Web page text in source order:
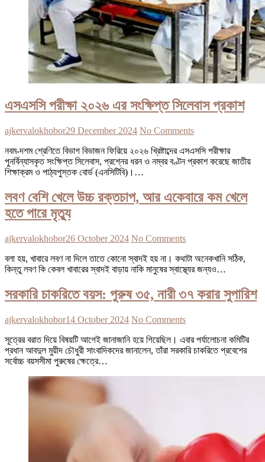
এসএসসি পরীক্ষা ২০২৬ এর সংক্ষিপ্ত সিলেবাস প্রকাশ
ajkervalokhobor29 December 2024 No Comments
নবম-দশম শ্রেণিতে বিভাগ বিভাজন ফিরিয়ে ২০২৬ খ্রিষ্টাব্দের এসএসসি পরীক্ষার
পুনর্বিন্যাসকৃত সংক্ষিপ্ত সিলেবাস, প্রশ্নের ধরন ও নম্বর বণ্টন প্রকাশ করেছে জাতীয়
শিক্ষাক্রম ও পাঠ্যপুস্তক বোর্ড (এনসিটিবি)।…
লবণ বেশি খেলে উচ্চ রক্তচাপ, আর একেবারে কম খেলে
হতে পারে মৃত্যু
ajkervalokhobor26 October 2024 No Comments
বলা হয়, খাবারে লবণ না দিলে তাতে কোনো স্বাদই হয় না। কথাটা অনেকখানি সঠিক,
কিন্তু লবণ কি কেবল খাবারের স্বাদই বাড়ায় নাকি মানুষের স্বাস্থ্যের জন্যও…
সরকারি চাকরিতে বয়স: পুরুষ ৩৫, নারী ৩৭ করার সুপারিশ
ajkervalokhobor14 October 2024 No Comments
সূত্রের বরাত দিয়ে বিষয়টি আগেই জানাজানি হয়ে গিয়েছিল। এবার পর্যালোচনা কমিটির
প্রধান আবদুল মুয়ীদ চৌধুরী সাংবাদিকদের জানালেন, তাঁরা সরকারি চাকরিতে প্রবেশের
সর্বোচ্চ বয়সসীমা পুরুষের ক্ষেত্রে…